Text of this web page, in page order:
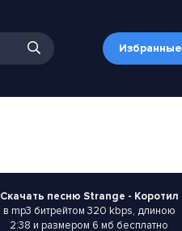
Избранные
Скачать песню Strange - Коротил
в mp3 битрейтом 320 kbps, длиною
2:38 и размером 6 мб бесплатно